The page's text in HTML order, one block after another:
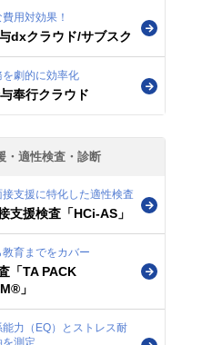
用対効果！
dxクラウド/サブスク
を劇的に効率化
奉行クラウド
・適性検査・診断
支援に特化した適性検査
支援検査「HCi-AS」
育までをカバー
「TA PACK
」
力（EQ）とストレス耐